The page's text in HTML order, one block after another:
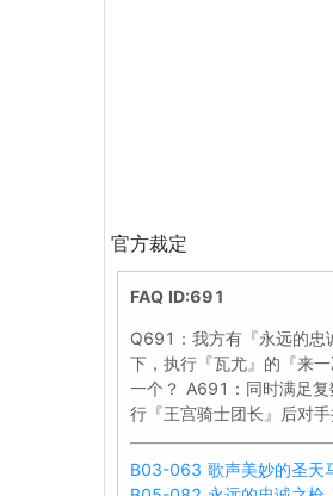
官方裁定
FAQ ID:691
Q691：我方有『永远的忠
下，执行『瓦尤』的『来
一个？ A691：同时满足复
行『王宫骑士团长』后对手
B03-063 歌声美妙的圣天